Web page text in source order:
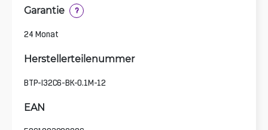
Garantie ?
24 Monat
Herstellerteilenummer
BTP-I32C6-BK-0.1M-12
EAN